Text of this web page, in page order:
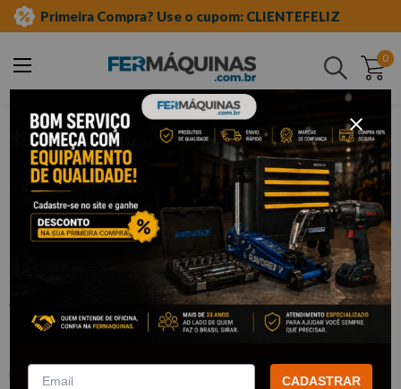
Primeira Compra? Use o cupom: CLIENTEFELIZ
0
Buscar
ferramentas em geral abraçadeiras nylon
Abraçadeira Nylon 2,5 x 100mm c/100
Branca - WESTERN
WESTERN
CADASTRAR